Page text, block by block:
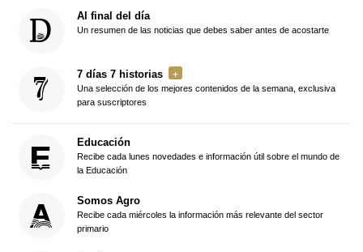
Al final del día
Un resumen de las noticias que debes saber antes de acostarte
7 días 7 historias
Una selección de los mejores contenidos de la semana, exclusiva
para suscriptores
Educación
Recibe cada lunes novedades e información útil sobre el mundo de
la Educación
Somos Agro
Recibe cada miércoles la información más relevante del sector
primario